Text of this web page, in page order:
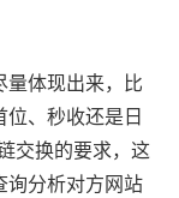
量体现出来，比
位、秒收还是日
交换的要求，这
询分析对方网站